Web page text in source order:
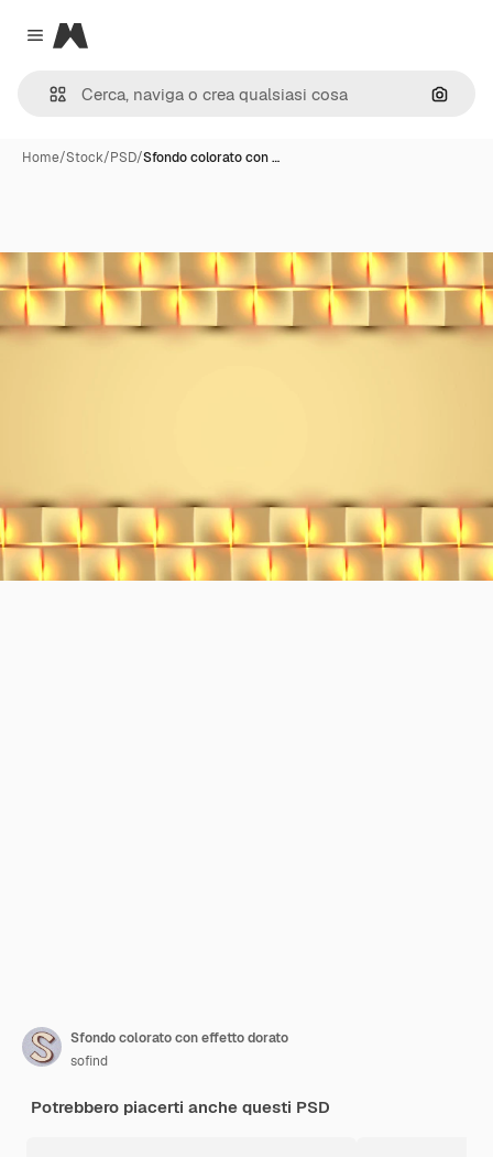
Close menu
Magnific
Cerca
Home/Stock/PSD/Sfondo colorato con …
Sfondo colorato con effetto dorato
sofind
Potrebbero piacerti anche questi PSD